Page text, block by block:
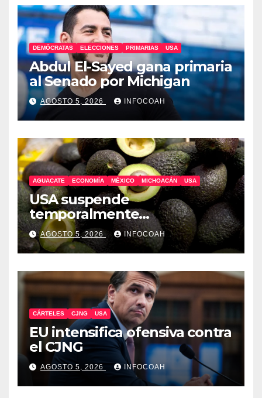
DEMÓCRATAS ELECCIONES PRIMARIAS USA
Abdul El-Sayed gana primaria
al Senado por Michigan
AGOSTO 5, 2026 INFOCOAH
AGUACATE ECONOMÍA MÉXICO MICHOACÁN USA
USA suspende
temporalmente
exportaciones de aguacate
michoacano
AGOSTO 5, 2026 INFOCOAH
CÁRTELES CJNG USA
EU intensifica ofensiva contra
el CJNG
AGOSTO 5, 2026 INFOCOAH